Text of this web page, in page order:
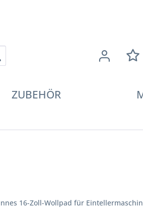
ZUBEHÖR
16-Zoll-Wollpad für